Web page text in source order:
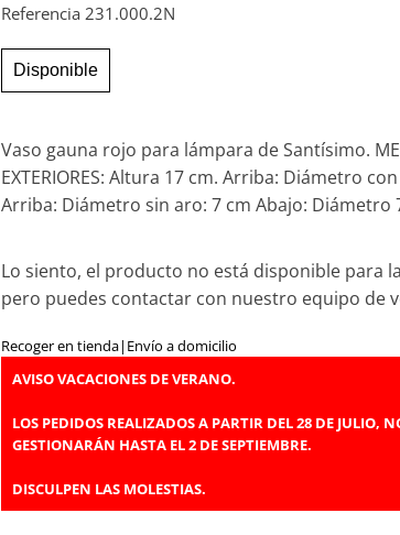
Referencia 231.000.2N
Disponible
Vaso gauna rojo para lámpara de Santísimo.
EXTERIORES: Altura 17 cm. Arriba: Diámetro
Arriba: Diámetro sin aro: 7 cm Abajo: Diámetro
Lo siento, el producto no está disponible para
pero puedes contactar con nuestro equipo de
Recoger en tienda| Envío a domicilio
AVISO VACACIONES DE VERANO.
LOS PEDIDOS REALIZADOS A PARTIR DEL 28 DE JULIO,
GESTIONARÁN HASTA EL 2 DE SEPTIEMBRE.
DISCULPEN LAS MOLESTIAS.